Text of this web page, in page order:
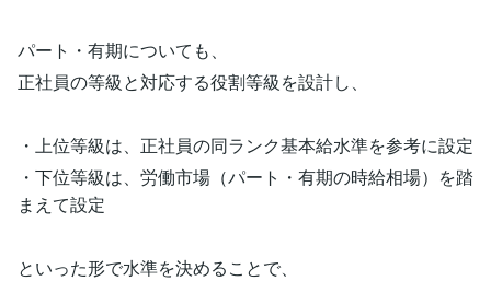
パート・有期についても、
正社員の等級と対応する役割等級を設計し、
・上位等級は、正社員の同ランク基本給水準を参考に設定
・下位等級は、労働市場（パート・有期の時給相場）を踏
まえて設定
といった形で水準を決めることで、